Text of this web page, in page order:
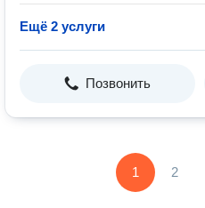
Ещё 2 услуги
Позвонить
1 2